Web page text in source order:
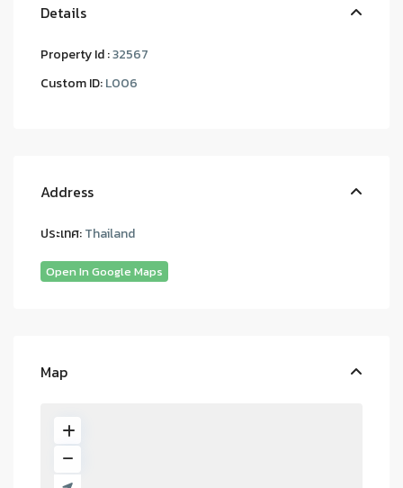
Details
Property Id :32567
Custom ID:L006
Address
ประเทศ:Thailand
Open In Google Maps
Map